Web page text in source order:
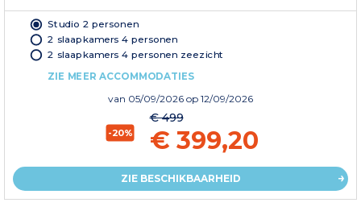
Studio 2 personen
2 slaapkamers 4 personen
2 slaapkamers 4 personen zeezicht
ZIE MEER ACCOMMODATIES
van 05/09/2026 op 12/09/2026
-20%
€ 499
€ 399,20
ZIE BESCHIKBAARHEID